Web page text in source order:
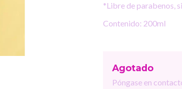
*Libre de parabenos,
Contenido: 200ml
Agotado
Póngase en